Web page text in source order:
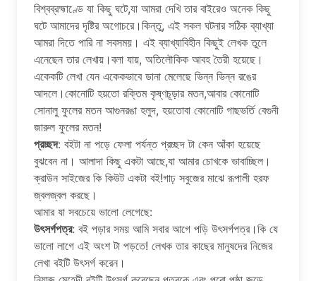
বিশ্বব্রহ্মাণ্ডে যা কিছু ঘটে,যা আমরা দেখি তার বাইরেও অনেক কিছু
ঘটে আমাদের দৃষ্টির অগোচরে।কিন্তু, এই সকল ঘটনার সঠিক ব্যাখ্যা
আমরা দিতে পারি না সবসময়। এই ব্যাখ্যাবিহীন কিছুই লেখক তুলে
এনেছেন তার লেখায়।বলা যায়, অতিলৌকিক আবহ তৈরী হয়েছে।
একেকটি লেখা যেন একেকভাবে ডানা মেলেছে ভিন্ন ভিন্ন রঙের
আদলে।কোনোটি হয়তো রক্তিম কৃষ্ণচূড়ার মতন,আবার কোনোটি
সোনালু ফুলের মতন আগুনরঙা হলুদ, হয়তোবা কোনোটি গাছভর্তি বেগুনী
জারুল ফুলের মতন!
প্রচ্ছদ: বইটা না পড়ে ফেলা পর্যন্ত প্রচ্ছদ টা কেন আঁকা হয়েছে
বুঝবেন না। আলাদা কিছু একটা আছে,যা আমার চোখকে ভাবাচ্ছিল।
ক্রাউন সাইজের কি কিউট একটা বই!গাঢ় সবুজের মাঝে রূপালী হরফ
জ্বলজ্বল করছে।
আমার যা সবচেয়ে ভালো লেগেছে:
উৎসর্গপত্র: বই পড়ার সময় আমি সবার আগে পড়ি উৎসর্গপত্র।কি যে
ভালো লাগে এই অংশ টা পড়তে! লেখক তার কাছের মানুষদের নিজের
লেখা বইটি উৎসর্গ করেন।